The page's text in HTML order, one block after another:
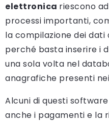
elettronica riescono
processi importanti,
la compilazione dei
perché basta inserire i
una sola volta nel
anagrafiche presenti
Alcuni di questi
anche i pagamenti e la